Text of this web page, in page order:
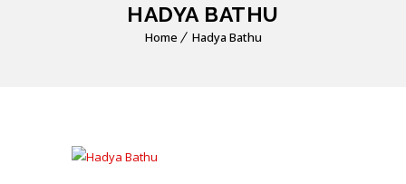
HADYA BATHU
Home Hadya Bathu